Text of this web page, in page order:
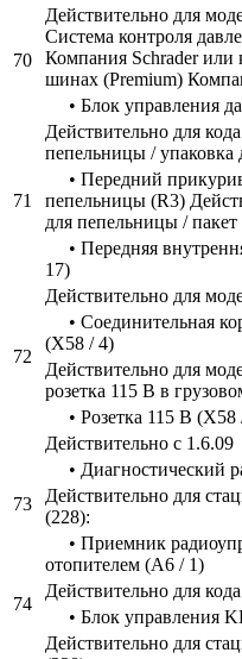
70
Действительно для
Система контроля
Компания Schrader или
шинах (Premium)
• Блок управления
71
Действительно для
пепельницы / упаковка
• Передний
пепельницы (R3)
для пепельницы /
• Передняя
17)
72
Действительно для
• Соединительная
(X58 / 4)
Действительно для
розетка 115 В в
• Розетка 115 В (X58
73
Действительно с 1.6.09
• Диагностический
Действительно для
(228):
• Приемник
отопителем (A6 / 1)
74
Действительно для
• Блок управления
Действительно для